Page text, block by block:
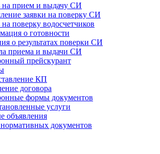
на прием и выдачу СИ
заявки на поверку СИ
на поверку водосчетчиков
о готовности
о результатах поверки СИ
приема и выдачи СИ
прейскурант
КП
договора
формы документов
услуги
объявления
документов